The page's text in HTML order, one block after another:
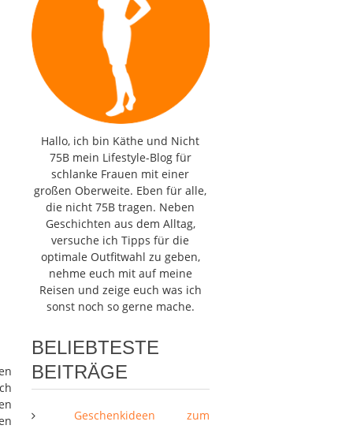
Hallo, ich bin Käthe und Nicht
75B mein Lifestyle-Blog für
schlanke Frauen mit einer
großen Oberweite. Eben für alle,
die nicht 75B tragen. Neben
Geschichten aus dem Alltag,
versuche ich Tipps für die
optimale Outfitwahl zu geben,
nehme euch mit auf meine
Reisen und zeige euch was ich
sonst noch so gerne mache.
BELIEBTESTE
BEITRÄGE
Geschenkideen zum